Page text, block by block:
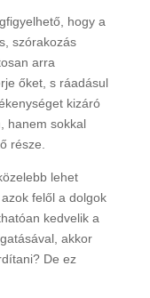
hogy a
szórakozás
arra
őket, s ráadásul
kizáró
hanem sokkal
része.
lehet
felől a dolgok
kedvelik a
akkor
De ez